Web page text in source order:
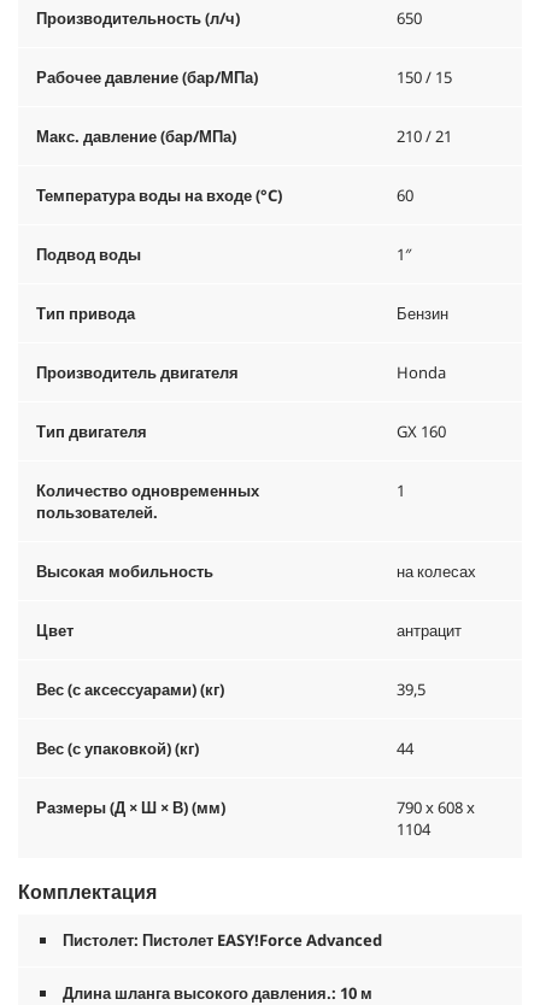
Производительность (л/ч) 650
Рабочее давление (бар/МПа) 150 / 15
Макс. давление (бар/МПа) 210 / 21
Температура воды на входе (°C) 60
Подвод воды 1″
Тип привода Бензин
Производитель двигателя Honda
Тип двигателя GX 160
Количество одновременных
пользователей.
1
Высокая мобильность на колесах
Цвет антрацит
Вес (с аксессуарами) (кг) 39,5
Вес (с упаковкой) (кг) 44
Размеры (Д × Ш × В) (мм)
790 x 608 x
1104
Комплектация
Пистолет: Пистолет EASY!ForceAdvanced
Длина шланга высокого давления.: 10 м